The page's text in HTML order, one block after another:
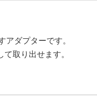
アダプターです。
取り出せます。